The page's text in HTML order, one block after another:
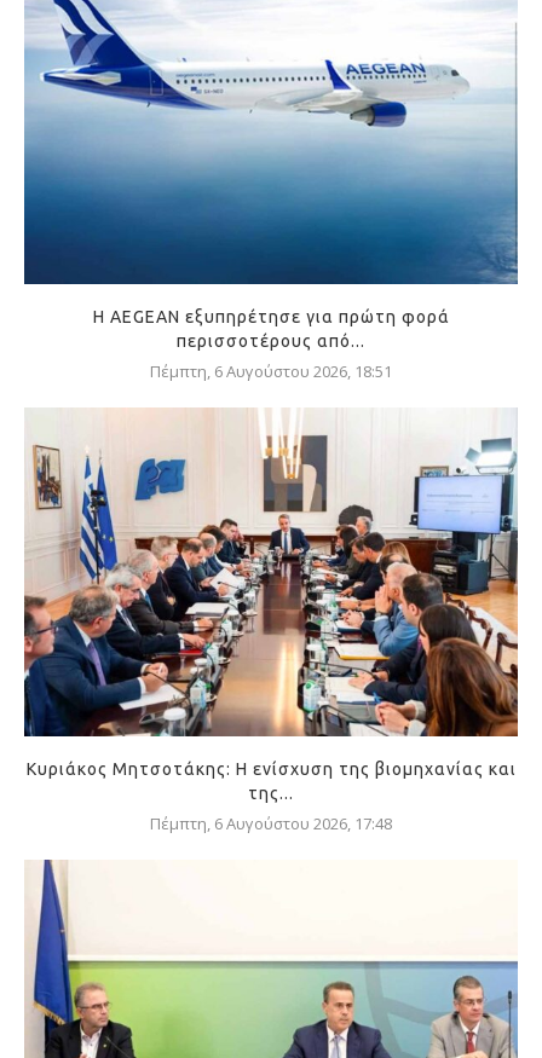
Η AEGEAN εξυπηρέτησε για πρώτη φορά
περισσοτέρους από...
Πέμπτη, 6 Αυγούστου 2026, 18:51
Κυριάκος Μητσοτάκης: Η ενίσχυση της βιομηχανίας και
της...
Πέμπτη, 6 Αυγούστου 2026, 17:48